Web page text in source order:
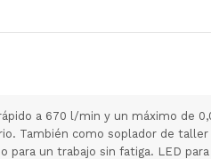
a 670 l/min y un máximo de
También como soplador de taller
un trabajo sin fatiga. LED